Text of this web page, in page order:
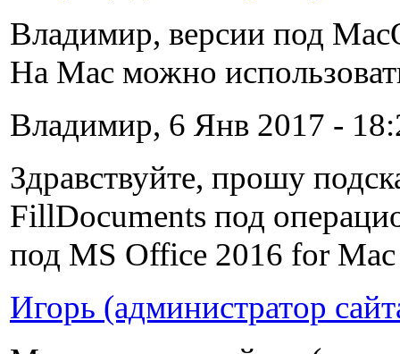
Владимир, версии под
На Mac можно
Владимир, 6 Янв 2017 -
Здравствуйте, прошу
FillDocuments под
под MS Office 2016 for Mac
Игорь (администратор